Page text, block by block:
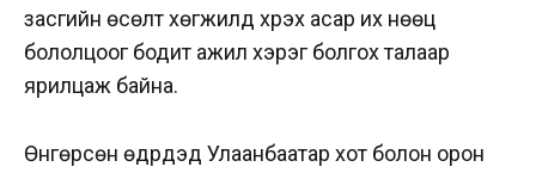
засгийн өсөлт хөгжилд хүрэх асар их нөөц
бололцоог бодит ажил хэрэг болгох талаар
ярилцаж байна.
Өнгөрсөн өдрүүдэд Улаанбаатар хот болон орон